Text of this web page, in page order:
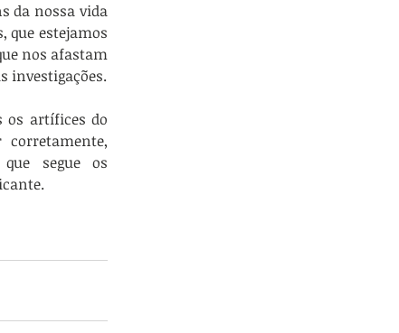
da nossa vida
que estejamos
nos afastam
investigações.
os artífices do
segue os